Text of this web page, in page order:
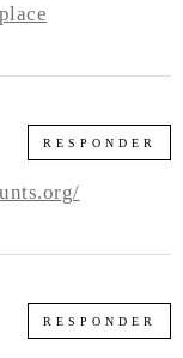
RESPONDER
RESPONDER